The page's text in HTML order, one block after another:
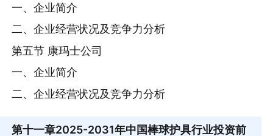
一、企业简介
二、企业经营状况及竞争力分析
第五节 康玛士公司
一、企业简介
二、企业经营状况及竞争力分析
第十一章2025-2031年中国棒球护具行业投资前